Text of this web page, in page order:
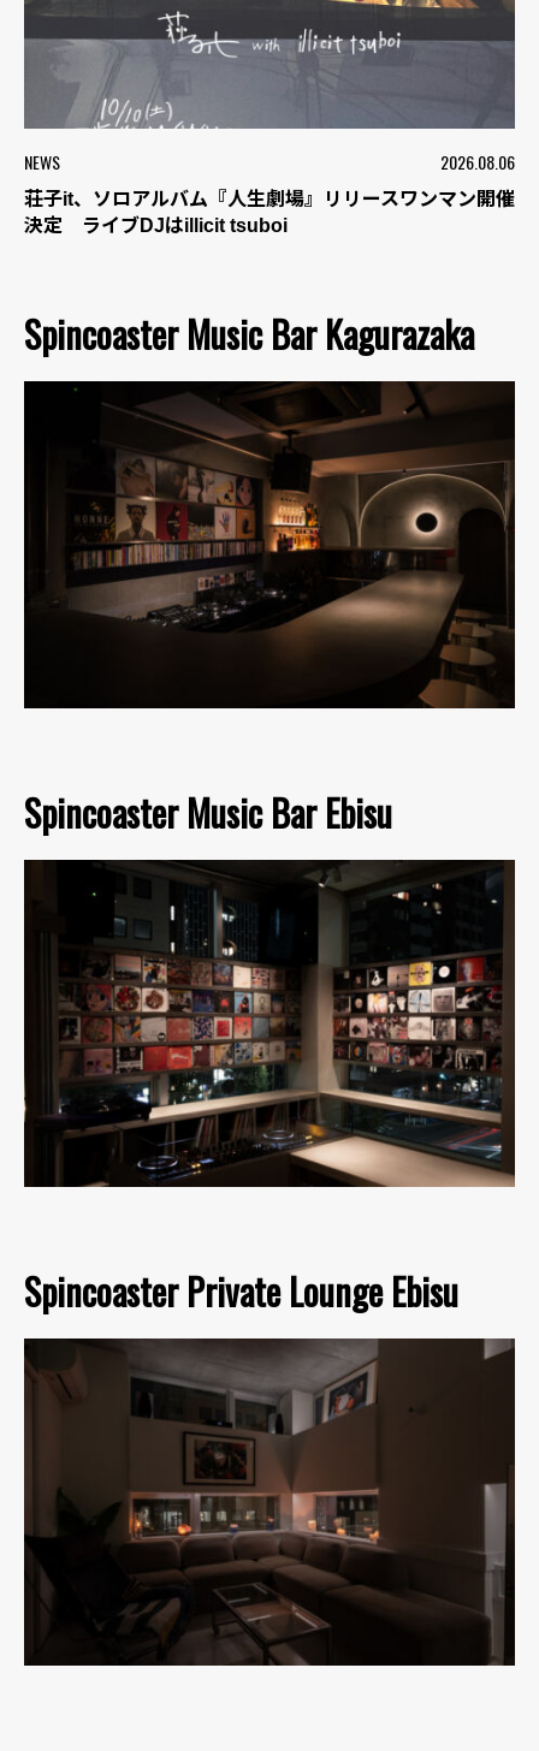
NEWS 2026.08.06
荘子it、ソロアルバム『人生劇場』リリースワンマン開催
決定 ライブDJはillicit tsuboi
Spincoaster Music Bar Kagurazaka
Spincoaster Music Bar Ebisu
Spincoaster Private Lounge Ebisu